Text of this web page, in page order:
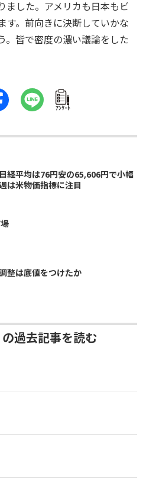
ました。アメリカも日本もビ
す。前向きに決断していかな
。皆で密度の濃い議論をした
ｱﾝｹｰﾄ
日経平均は76円安の65,606円で小幅
は米物価指標に注目
整は底値をつけたか
の過去記事を読む